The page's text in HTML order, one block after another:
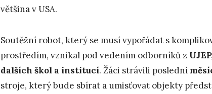
většina v USA.
Soutěžní robot, který se musí vypořádat s
prostředím, vznikal pod vedením odborníků z
dalších škol a institucí. Žáci strávili poslední
stroje, který bude sbírat a umisťovat objekty